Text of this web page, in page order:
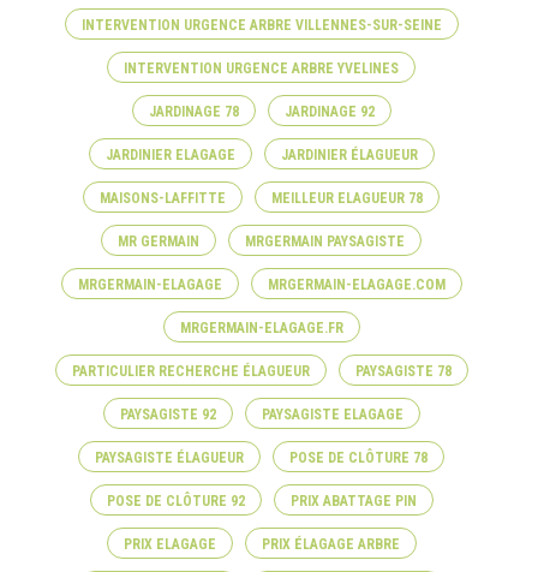
INTERVENTION URGENCE ARBRE VILLENNES-SUR-SEINE
INTERVENTION URGENCE ARBRE YVELINES
JARDINAGE 78 JARDINAGE 92
JARDINIER ELAGAGE JARDINIER ÉLAGUEUR
MAISONS-LAFFITTE MEILLEUR ELAGUEUR 78
MR GERMAIN MRGERMAIN PAYSAGISTE
MRGERMAIN-ELAGAGE MRGERMAIN-ELAGAGE.COM
MRGERMAIN-ELAGAGE.FR
PARTICULIER RECHERCHE ÉLAGUEUR PAYSAGISTE 78
PAYSAGISTE 92 PAYSAGISTE ELAGAGE
PAYSAGISTE ÉLAGUEUR POSE DE CLÔTURE 78
POSE DE CLÔTURE 92 PRIX ABATTAGE PIN
PRIX ELAGAGE PRIX ÉLAGAGE ARBRE